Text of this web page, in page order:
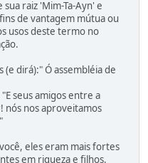
raiz 'Mim-Ta-Ayn' e
de vantagem mútua ou
usos deste termo no
dirá):" Ó assembléia de
seus amigos entre a
nós nos aproveitamos
eles eram mais fortes
em riqueza e filhos.